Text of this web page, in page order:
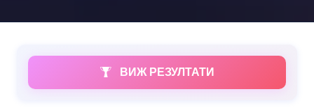
ВИЖ РЕЗУЛТАТИ